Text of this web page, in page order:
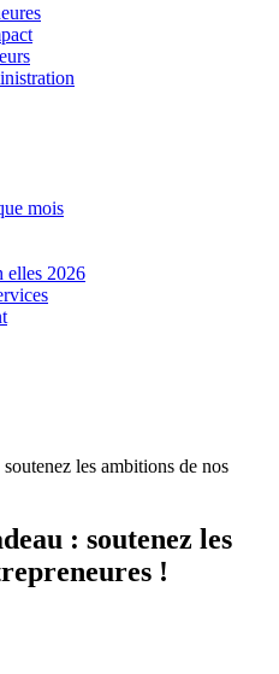
mois
elles 2026
les ambitions de nos
: soutenez les
!